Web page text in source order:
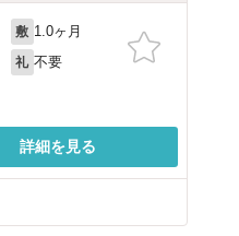
敷 1.0ヶ月
礼 不要
詳細を見る